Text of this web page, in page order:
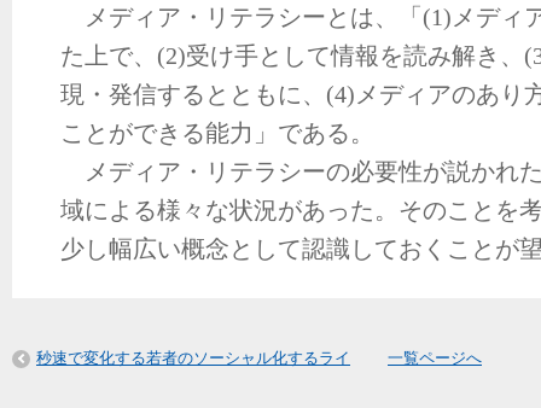
メディア・リテラシーとは、「(1)メディ
た上で、(2)受け手として情報を読み解き、
現・発信するとともに、(4)メディアのあり
ことができる能力」である。
メディア・リテラシーの必要性が説かれ
域による様々な状況があった。そのことを
少し幅広い概念として認識しておくことが
秒速で変化する若者のソーシャル化するライ 一覧ページへ